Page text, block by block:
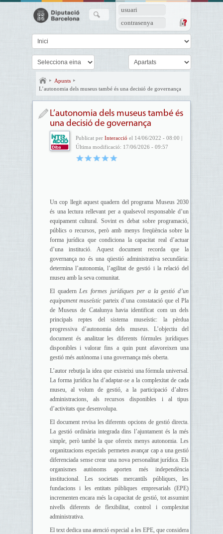
usuari
contrasenya
Apunts
L’autonomia dels museus també és una decisió de governança
L’autonomia dels museus també és
una decisió de governança
Publicat per Interacció el 14/06/2022 - 08:00 |
Última modificació: 17/06/2026 - 09:57
Un cop llegit aquest quadern del programa Museus 2030
és una lectura rellevant per a qualsevol responsable d’un
equipament cultural. Sovint es debat sobre programació,
públics o recursos, però amb menys freqüència sobre la
forma jurídica que condiciona la capacitat real d’actuar
d’una institució.Aquest document recorda que la
governança no és una qüestió administrativa secundària:
determina l’autonomia, l’agilitat de gestió i la relació del
museu amb la seva comunitat.
El quadernLes formes jurídiques per a la gestió d’un
equipament museísticparteix d’una constatació que el Pla
de Museus de Catalunya havia identificat com un dels
principals reptes del sistema museístic: la pèrdua
progressiva d’autonomia dels museus. L’objectiu del
document és analitzar les diferents fórmules jurídiques
disponibles i valorar fins a quin punt afavoreixen una
gestió més autònoma i una governança més oberta.
L’autor rebutja la idea que existeixi una fórmula universal.
La forma jurídica ha d’adaptar-se a la complexitat de cada
museu, al volum de gestió, a la participació d’altres
administracions, als recursos disponibles i al tipus
d’activitats que desenvolupa.
El document revisa les diferents opcions de gestió directa.
La gestió ordinària integrada dins l’ajuntament és la més
simple, però també la que ofereix menys autonomia. Les
organitzacions especials permeten avançar cap a una gestió
diferenciada sense crear una nova personalitat jurídica. Els
organismes autònoms aporten més independència
institucional. Les societats mercantils públiques, les
fundacions i les entitats públiques empresarials (EPE)
incrementen encara més la capacitat de gestió, tot assumint
nivells diferents de flexibilitat, control i complexitat
administrativa.
El text dedica una atenció especial a les EPE, que considera